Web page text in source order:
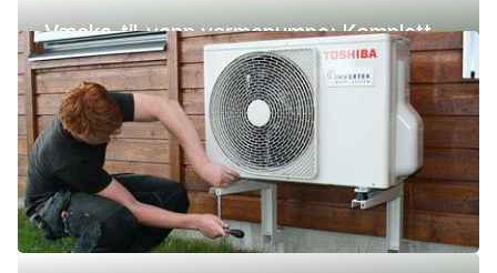
Væske-til-vann varmepumpe: Komplett
guide (pris, fordeler og ulemper)